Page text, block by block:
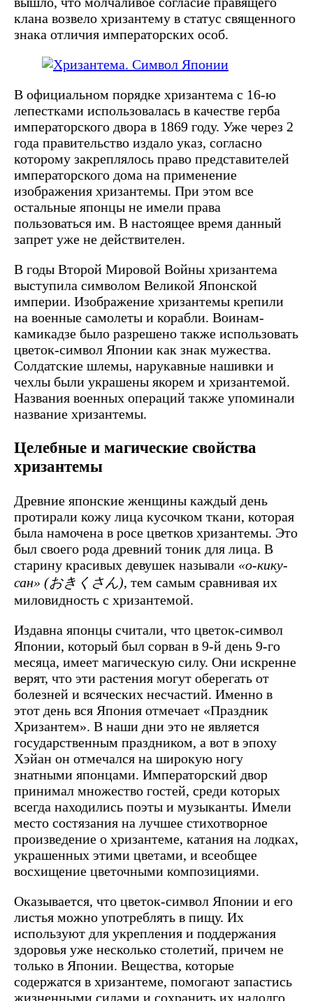
клана возвело хризантему в статус священного
знака отличия императорских особ.
В официальном порядке хризантема с 16-ю
лепестками использовалась в качестве герба
императорского двора в 1869 году. Уже через 2
года правительство издало указ, согласно
которому закреплялось право представителей
императорского дома на применение
изображения хризантемы. При этом все
остальные японцы не имели права
пользоваться им. В настоящее время данный
запрет уже не действителен.
В годы Второй Мировой Войны хризантема
выступила символом Великой Японской
империи. Изображение хризантемы крепили
на военные самолеты и корабли. Воинам-
камикадзе было разрешено также использовать
цветок-символ Японии как знак мужества.
Солдатские шлемы, нарукавные нашивки и
чехлы были украшены якорем и хризантемой.
Названия военных операций также упоминали
название хризантемы.
Целебные и магические свойства
хризантемы
Древние японские женщины каждый день
протирали кожу лица кусочком ткани, которая
была намочена в росе цветков хризантемы. Это
был своего рода древний тоник для лица. В
старину красивых девушек называли «о-кику-
сан» (おきくさん), тем самым сравнивая их
миловидность с хризантемой.
Издавна японцы считали, что цветок-символ
Японии, который был сорван в 9-й день 9-го
месяца, имеет магическую силу. Они искренне
верят, что эти растения могут оберегать от
болезней и всяческих несчастий. Именно в
этот день вся Япония отмечает «Праздник
Хризантем». В наши дни это не является
государственным праздником, а вот в эпоху
Хэйан он отмечался на широкую ногу
знатными японцами. Императорский двор
принимал множество гостей, среди которых
всегда находились поэты и музыканты. Имели
место состязания на лучшее стихотворное
произведение о хризантеме, катания на лодках,
украшенных этими цветами, и всеобщее
восхищение цветочными композициями.
Оказывается, что цветок-символ Японии и его
листья можно употреблять в пищу. Их
используют для укрепления и поддержания
здоровья уже несколько столетий, причем не
только в Японии. Вещества, которые
содержатся в хризантеме, помогают запастись
жизненными силами и сохранить их надолго.